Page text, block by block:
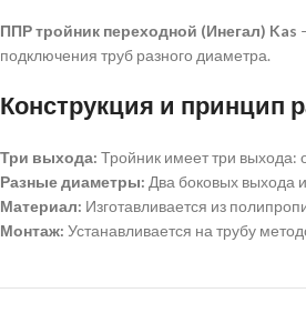
ППР тройник переходной (Инегал) Kas
подключения труб разного диаметра.
Конструкция и принцип
Три выхода: Тройник имеет три выхода:
Разные диаметры: Два боковых выхода
Материал: Изготавливается из
Монтаж: Устанавливается на трубу